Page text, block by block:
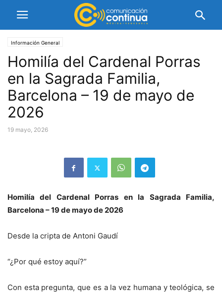
Información General
Homilía del Cardenal Porras
en la Sagrada Familia,
Barcelona – 19 de mayo de
2026
19 mayo, 2026
Homilía del Cardenal Porras en la Sagrada Familia,
Barcelona – 19 de mayo de 2026
Desde la cripta de Antoni Gaudí
“¿Por qué estoy aquí?”
Con esta pregunta, que es a la vez humana y teológica, se